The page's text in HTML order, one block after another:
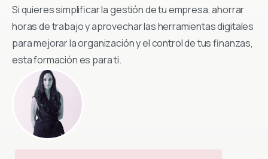
Si quieres simplificar la gestión de tu empresa, ahorrar
horas de trabajo y aprovechar las herramientas digitales
para mejorar la organización y el control de tus finanzas,
esta formación es para ti.